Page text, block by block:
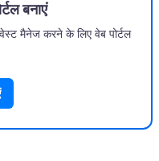
बनाएं
मैनेज करने के लिए वेब पोर्टल